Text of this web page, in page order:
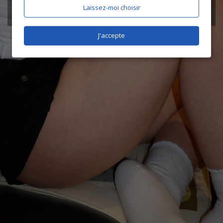
Laissez-moi choisir
J'accepte